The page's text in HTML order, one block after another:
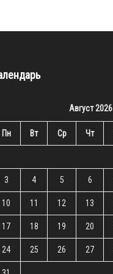
Август 2026
Пн Вт Ср Чт
3 4 5 6
10 11 12 13
17 18 19 20
24 25 26 27